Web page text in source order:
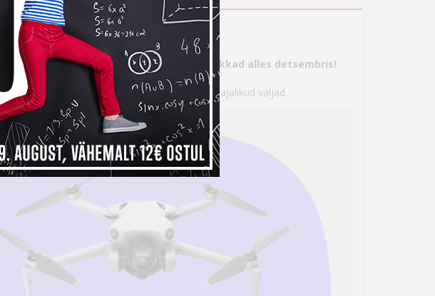
detsembris
kauba kohe kätte, aga maksma hakkad alles detsembris!
järelmaksuga” ning seejärel täita kõik vajalikud väljad.